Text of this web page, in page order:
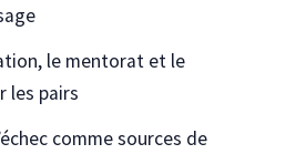
le mentorat et le
les pairs
comme sources de